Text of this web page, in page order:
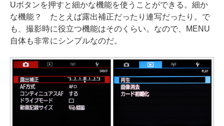
Uボタンを押すと細かな機能を使うことができる。細か
な機能？ たとえば露出補正だったり連写だったり。で
も、撮影時に役立つ機能はそのくらい。なので、MENU
自体も非常にシンプルなのだ。